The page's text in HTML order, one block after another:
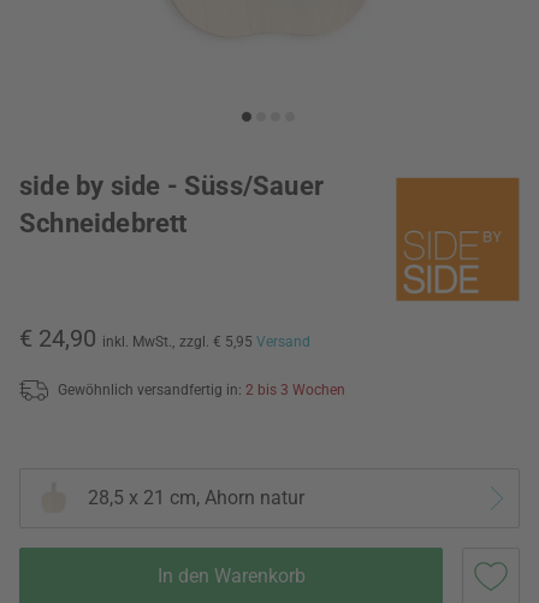
side by side - Süss/Sauer
Schneidebrett
€ 24,90 inkl. MwSt., zzgl. € 5,95 Versand
Gewöhnlich versandfertig in: 2 bis 3 Wochen
28,5 x 21 cm, Ahorn natur
In den Warenkorb